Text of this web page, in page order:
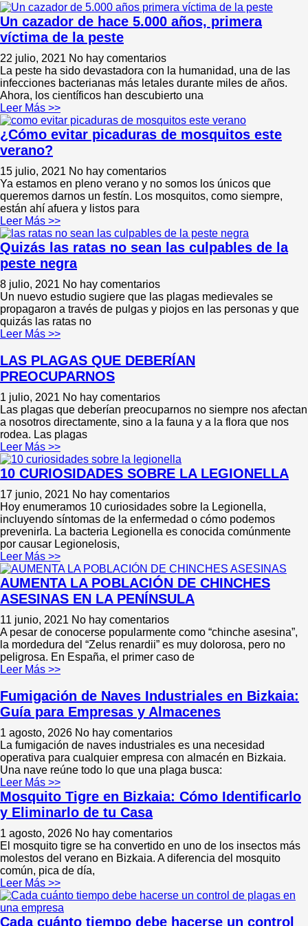
Un cazador de hace 5.000 años, primera
víctima de la peste
22 julio, 2021 No hay comentarios
La peste ha sido devastadora con la humanidad, una de las
infecciones bacterianas más letales durante miles de años.
Ahora, los científicos han descubierto una
Leer Más >>
¿Cómo evitar picaduras de mosquitos este
verano?
15 julio, 2021 No hay comentarios
Ya estamos en pleno verano y no somos los únicos que
queremos darnos un festín. Los mosquitos, como siempre,
están ahí afuera y listos para
Leer Más >>
Quizás las ratas no sean las culpables de la
peste negra
8 julio, 2021 No hay comentarios
Un nuevo estudio sugiere que las plagas medievales se
propagaron a través de pulgas y piojos en las personas y que
quizás las ratas no
Leer Más >>
LAS PLAGAS QUE DEBERÍAN
PREOCUPARNOS
1 julio, 2021 No hay comentarios
Las plagas que deberían preocuparnos no siempre nos afectan
a nosotros directamente, sino a la fauna y a la flora que nos
rodea. Las plagas
Leer Más >>
10 CURIOSIDADES SOBRE LA LEGIONELLA
17 junio, 2021 No hay comentarios
Hoy enumeramos 10 curiosidades sobre la Legionella,
incluyendo síntomas de la enfermedad o cómo podemos
prevenirla. La bacteria Legionella es conocida comúnmente
por causar Legionelosis,
Leer Más >>
AUMENTA LA POBLACIÓN DE CHINCHES
ASESINAS EN LA PENÍNSULA
11 junio, 2021 No hay comentarios
A pesar de conocerse popularmente como “chinche asesina”,
la mordedura del “Zelus renardii” es muy dolorosa, pero no
peligrosa. En España, el primer caso de
Leer Más >>
Fumigación de Naves Industriales en Bizkaia:
Guía para Empresas y Almacenes
1 agosto, 2026 No hay comentarios
La fumigación de naves industriales es una necesidad
operativa para cualquier empresa con almacén en Bizkaia.
Una nave reúne todo lo que una plaga busca:
Leer Más >>
Mosquito Tigre en Bizkaia: Cómo Identificarlo
y Eliminarlo de tu Casa
1 agosto, 2026 No hay comentarios
El mosquito tigre se ha convertido en uno de los insectos más
molestos del verano en Bizkaia. A diferencia del mosquito
común, pica de día,
Leer Más >>
Cada cuánto tiempo debe hacerse un control